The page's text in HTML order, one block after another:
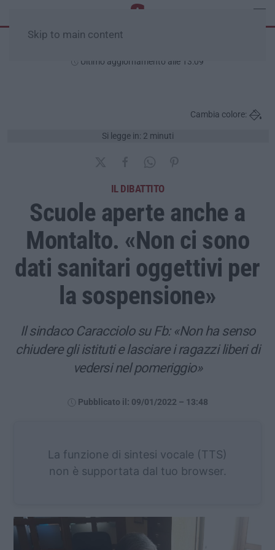
Skip to main content
Ultimo aggiornamento alle 13:09
Si legge in: 2 minuti
Cambia colore:
IL DIBATTITO
Scuole aperte anche a
Montalto. «Non ci sono
dati sanitari oggettivi per
la sospensione»
Il sindaco Caracciolo su Fb: «Non ha senso
chiudere gli istituti e lasciare i ragazzi liberi di
vedersi nel pomeriggio»
Pubblicato il: 09/01/2022 – 13:48
La funzione di sintesi vocale (TTS)
non è supportata dal tuo browser.